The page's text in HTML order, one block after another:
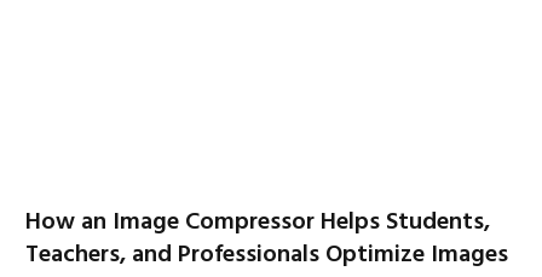
How an Image Compressor Helps Students,
Teachers, and Professionals Optimize Images